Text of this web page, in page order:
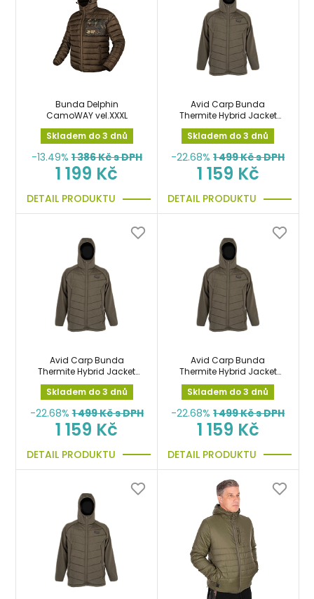
Bunda Delphin
CamoWAY vel.XXXL
Skladem do 3 dnů
-13.49% 1 386Kč s DPH
1 199 Kč
DETAIL PRODUKTU
Avid Carp Bunda
Thermite Hybrid Jacket
vel.L
Skladem do 3 dnů
-22.68% 1 499Kč s DPH
1 159 Kč
DETAIL PRODUKTU
Avid Carp Bunda
Thermite Hybrid Jacket
vel.XL
Skladem do 3 dnů
-22.68% 1 499Kč s DPH
1 159 Kč
DETAIL PRODUKTU
Avid Carp Bunda
Thermite Hybrid Jacket
vel.XXL
Skladem do 3 dnů
-22.68% 1 499Kč s DPH
1 159 Kč
DETAIL PRODUKTU